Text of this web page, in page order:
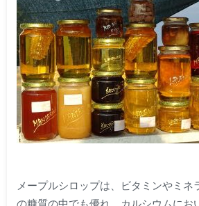
メープルシロップは、ビタミンやミネ